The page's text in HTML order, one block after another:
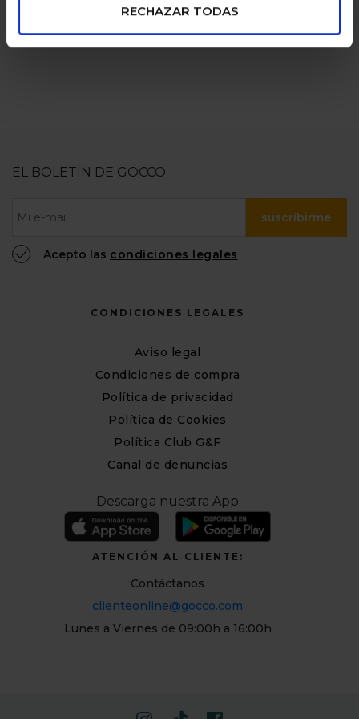
RECHAZAR TODAS
EL BOLETÍN DE GOCCO
suscribirme
Acepto las condiciones legales
CONDICIONES LEGALES
Aviso legal
Condiciones de compra
Política de privacidad
Política de Cookies
Política Club G&F
Canal de denuncias
Descarga nuestra App
ATENCIÓN AL CLIENTE:
Contáctanos
clienteonline@gocco.com
Lunes a Viernes de 09:00h a 16:00h